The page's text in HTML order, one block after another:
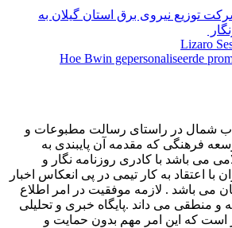
توزیع نیروی برق استان گیلان به
Lizaro
Hoe Bwin gepersonaliseerde
شمال در راستای رسالت مطبوعات و
فرهنگی که مقدمه آن پایبندی به
می باشد با کادری روزنامه نگار و
اعتقاد به کار تیمی در پی انعکاس اخبار
می باشد . لازمه موفقیت در امر اطلاع
و منطقی می داند .پایگاه خبری و تحلیلی
است که این امر مهم بدون حمایت و